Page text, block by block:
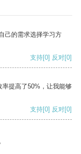
己的需求选择学习方
支持[0] 反对[0]
提高了50%，让我能够
支持[0] 反对[0]